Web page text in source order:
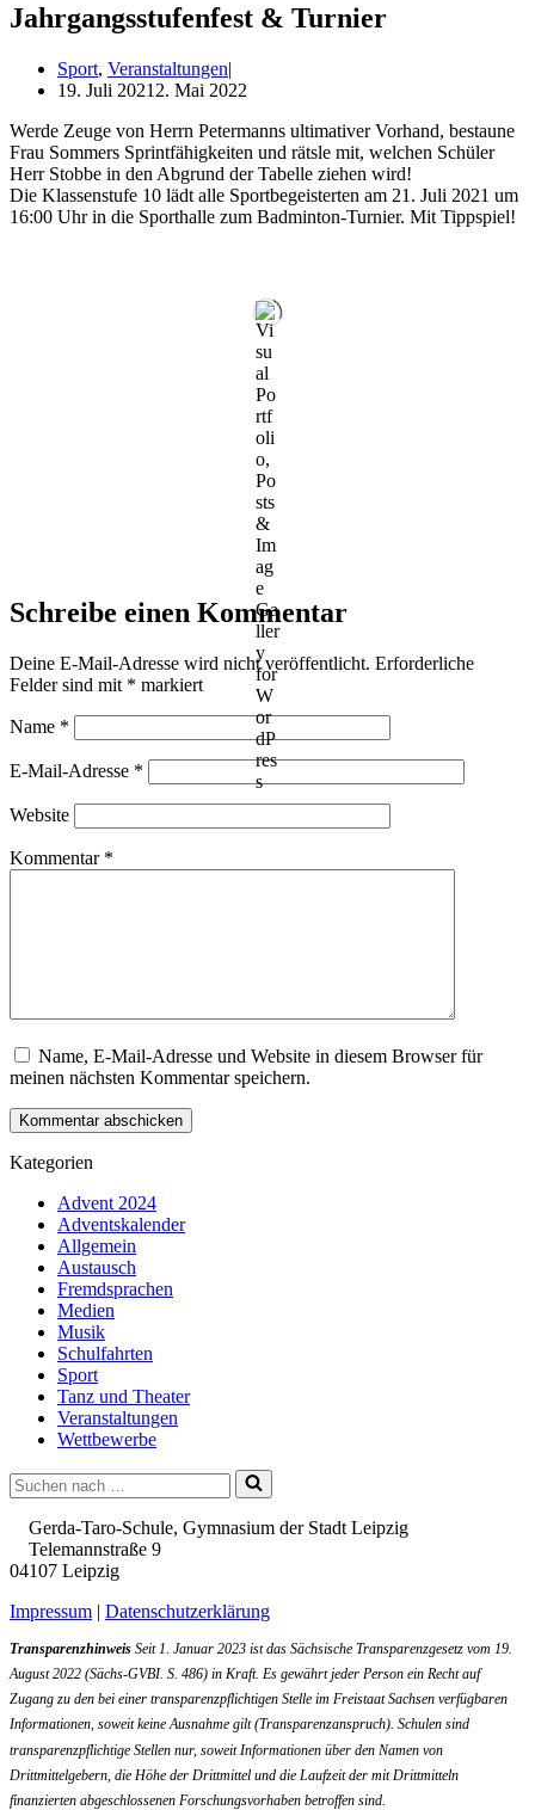
Jahrgangsstufenfest & Turnier
Sport, Veranstaltungen
19. Juli 2021 2. Mai 2022
Wer­de Zeu­ge von Herrn Peter­manns ulti­ma­ti­ver Vor­hand, bestau­ne
Frau Som­mers Sprint­fä­hig­kei­ten und räts­le mit, wel­chen Schü­ler
Herr Stob­be in den Abgrund der Tabel­le zie­hen wird!
Die Klas­sen­stu­fe 10 lädt alle Sport­be­geis­ter­ten am 21. Juli 2021 um
16:00 Uhr in die Sport­hal­le zum Bad­min­ton-Tur­nier. Mit Tippspiel!
Schreibe einen Kommentar
Deine E-Mail-Adresse wird nicht veröffentlicht. Erforderliche
Felder sind mit * markiert
Name *
E-Mail-Adresse *
Website
Kommentar *
Name, E-Mail-Adresse und Website in diesem Browser für
meinen nächsten Kommentar speichern.
Kategorien
Advent 2024
Adventskalender
Allgemein
Austausch
Fremdsprachen
Medien
Musik
Schulfahrten
Sport
Tanz und Theater
Veranstaltungen
Wettbewerbe
Suchen
nach …
Gerda-Taro-Schule, Gymnasium der Stadt Leipzig
Telemannstraße 9
04107 Leipzig
Impressum | Datenschutzerklärung
Transparenzhinweis Seit 1. Januar 2023 ist das Sächsische Transparenzgesetz vom 19.
August 2022 (Sächs-GVBI. S. 486) in Kraft. Es gewährt jeder Person ein Recht auf
Zugang zu den bei einer transparenzpflichtigen Stelle im Freistaat Sachsen verfügbaren
Informationen, soweit keine Ausnahme gilt (Transparenzanspruch). Schulen sind
transparenzpflichtige Stellen nur, soweit Informationen über den Namen von
Drittmittelgebern, die Höhe der Drittmittel und die Laufzeit der mit Drittmitteln
finanzierten abgeschlossenen Forschungsvorhaben betroffen sind.